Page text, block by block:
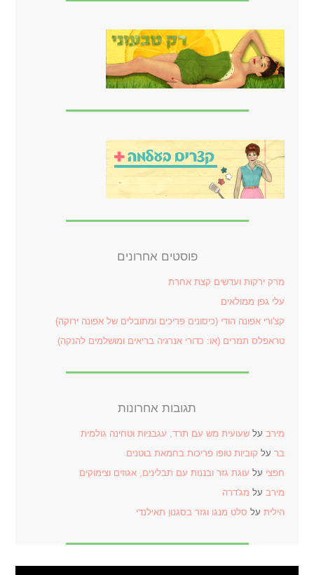
פוסטים אחרונים
מרק ירקות ועדשים קצת אחרת
עלי גפן ממולאים
קצ'ורי אפונה הודי (כיסונים פריכים ומתובלים של אפונה ירוקה)
טראפלס תמרים (או: כדורי אנרגיה בריאים ומושלמים להנקה)
תגובות אחרונות
מירב עלשעועית מש עם תרד, עגבניות וטחינה גולמית
בר על קוביות טופו פריכות בחמאת בוטנים
חפצי על עוגת גזר ובננות עם תבלינים, אגוזים וצימוקים
מירב על מג'דרה
הילית על סלט מנגו וגזר בסגנון תאילנדי